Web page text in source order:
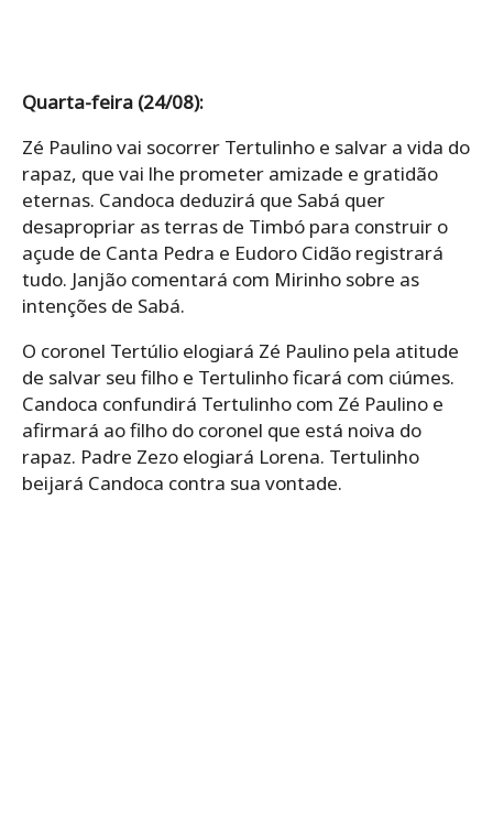
Quarta-feira (24/08):
Zé Paulino vai socorrer Tertulinho e salvar a vida do
rapaz, que vai lhe prometer amizade e gratidão
eternas. Candoca deduzirá que Sabá quer
desapropriar as terras de Timbó para construir o
açude de Canta Pedra e Eudoro Cidão registrará
tudo. Janjão comentará com Mirinho sobre as
intenções de Sabá.
O coronel Tertúlio elogiará Zé Paulino pela atitude
de salvar seu filho e Tertulinho ficará com ciúmes.
Candoca confundirá Tertulinho com Zé Paulino e
afirmará ao filho do coronel que está noiva do
rapaz. Padre Zezo elogiará Lorena. Tertulinho
beijará Candoca contra sua vontade.